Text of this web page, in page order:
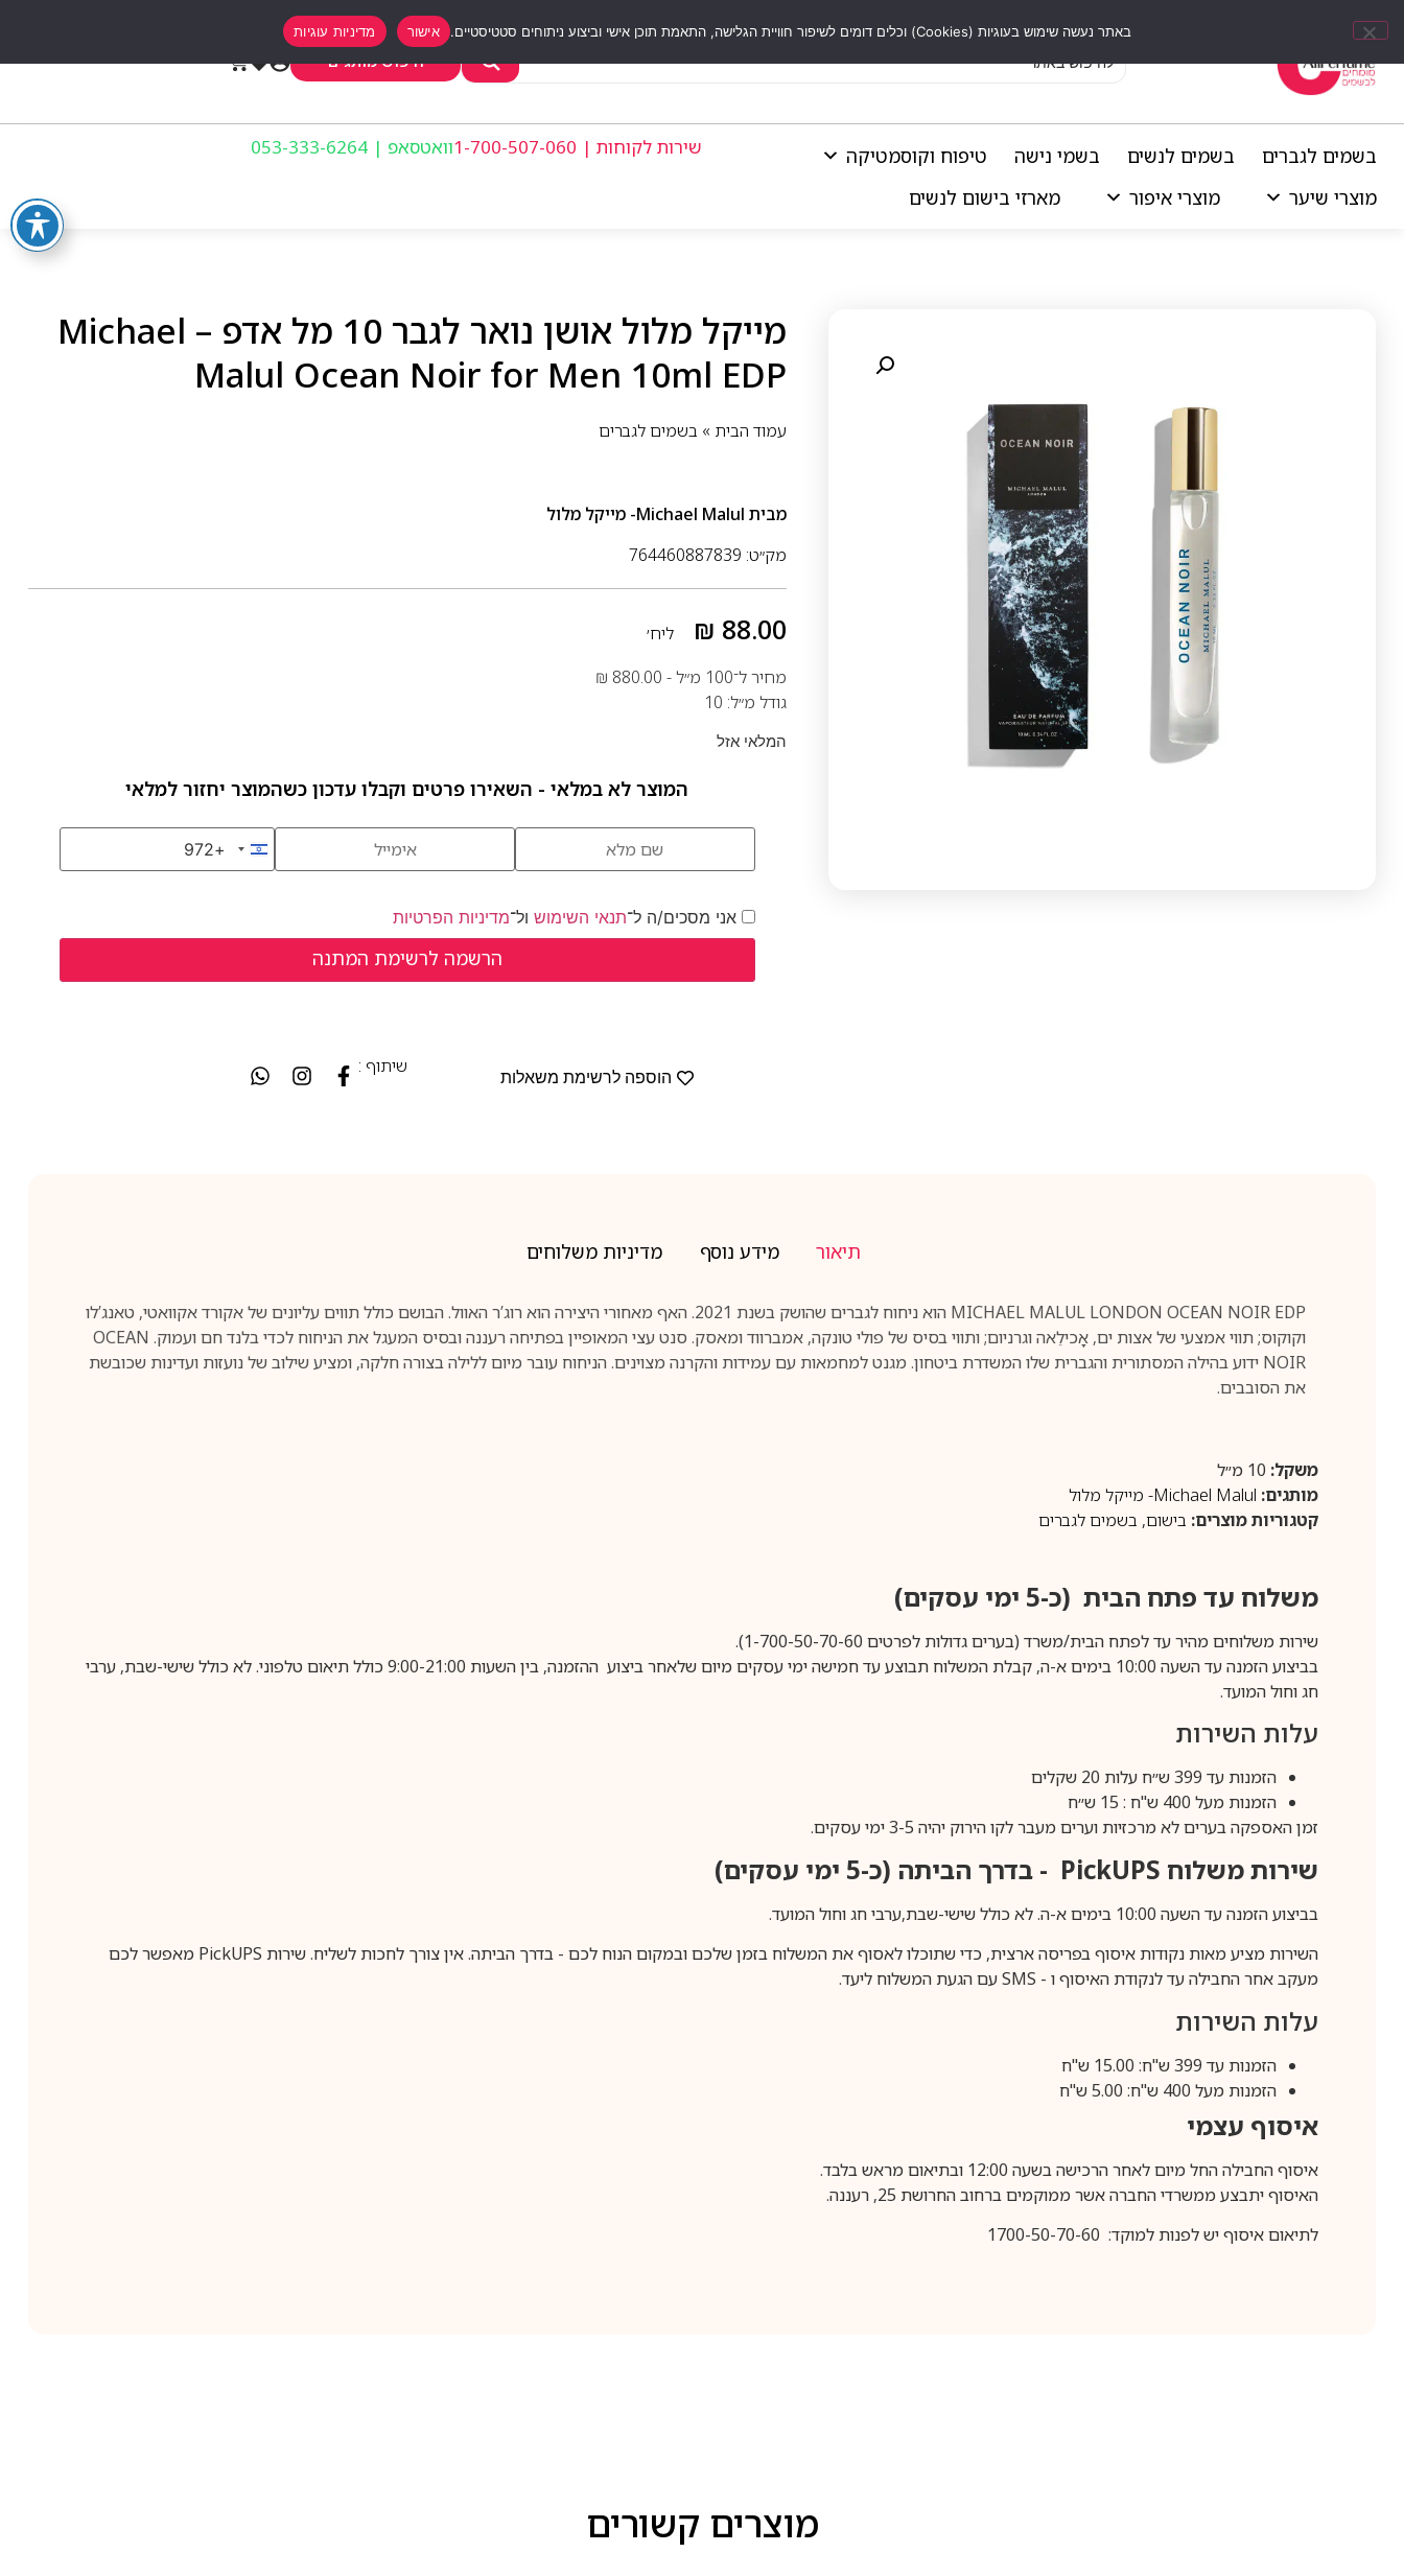
חיפוש מותגים
בשמים לגברים בשמים לנשים בשמי נישה
טיפוח וקוסמטיקה
מוצרי שיער
מוצרי איפור מארזי בישום לנשים
שירות לקוחות | 1-700-507-060 וואטסאפ | 053-333-6264
מייקל מלול אושן נואר לגבר 10 מל אדפ – Michael
Malul Ocean Noir for Men 10ml EDP
עמוד הבית » בשמים לגברים
מבית Michael Malul- מייקל מלול
מק״ט: 764460887839
₪ 88.00
ליח׳
מחיר ל־100 מ״ל -
₪ 880.00
גודל מ״ל: 10
המלאי אזל
המוצר לא במלאי - השאירו פרטים וקבלו עדכון כשהמוצר יחזור למלאי
Israel +972
+972
אני מסכים/ה ל־תנאי השימוש ול־מדיניות הפרטיות
הוספה לרשימת משאלות
שיתוף :
תיאור מידע נוסף מדיניות משלוחים
‏MICHAEL MALUL LONDON OCEAN NOIR EDP הוא ניחוח לגברים שהושק בשנת 2021. האף מאחורי היצירה הוא רוג’ר האוול. הבושם כולל תווים עליונים של אקורד אקוואטי, טאנג’לו
וקוקוס; תווי אמצעי של אצות ים, אָכילֵאה וגרניום; ותווי בסיס של פולי טונקה, אמברווד ומאסק. סנט עצי המאופיין בפתיחה רעננה ובסיס המעגל את הניחוח לכדי בלנד חם ועמוק. OCEAN
NOIR ידוע בהילה המסתורית והגברית שלו המשדרת ביטחון. מגנט למחמאות עם עמידות והקרנה מצוינים. הניחוח עובר מיום ללילה בצורה חלקה, ומציע שילוב של נועזות ועדינות שכובשת
את הסובבים.
משקל:
מותגים: Michael Malul- מייקל מלול
קטגוריות מוצרים: בישום, בשמים לגברים
משלוח עד פתח הבית (כ-5 ימי עסקים)
שירות משלוחים מהיר עד לפתח הבית/משרד (בערים גדולות לפרטים 1-700-50-70-60).
בביצוע הזמנה עד השעה 10:00 בימים א-ה, קבלת המשלוח תבוצע עד חמישה ימי עסקים מיום שלאחר ביצוע ההזמנה, בין השעות 9:00-21:00 כולל תיאום טלפוני. לא כולל שישי-שבת, ערבי
חג וחול המועד.
עלות השירות
הזמנות עד 399 ש״ח עלות 20 שקלים
הזמנות מעל 400 ש"ח : 15 ש״ח
זמן האספקה בערים לא מרכזיות וערים מעבר לקו הירוק יהיה 3-5 ימי עסקים.
שירות משלוח PickUPS - בדרך הביתה (כ-5 ימי עסקים)
בביצוע הזמנה עד השעה 10:00 בימים א-ה. לא כולל שישי-שבת,ערבי חג וחול המועד.
השירות מציע מאות נקודות איסוף בפריסה ארצית, כדי שתוכלו לאסוף את המשלוח בזמן שלכם ובמקום הנוח לכם - בדרך הביתה. אין צורך לחכות לשליח. שירות PickUPS מאפשר לכם
מעקב אחר החבילה עד לנקודת האיסוף ו - SMSעם הגעת המשלוח ליעד.
עלות השירות
הזמנות עד 399 ש"ח: 15.00 ש"ח
הזמנות מעל 400 ש"ח: 5.00 ש"ח
איסוף עצמי
איסוף החבילה החל מיום לאחר הרכישה בשעה 12:00 ובתיאום מראש בלבד.
האיסוף יתבצע ממשרדי החברה אשר ממוקמים ברחוב החרושת 25, רעננה.
לתיאום איסוף יש לפנות למוקד: 1700-50-70-60
מוצרים קשורים
באתר נעשה שימוש בעוגיות (Cookies) וכלים דומים לשיפור חוויית הגלישה, התאמת תוכן אישי וביצוע ניתוחים סטטיסטיים. אישור מדיניות עוגיות